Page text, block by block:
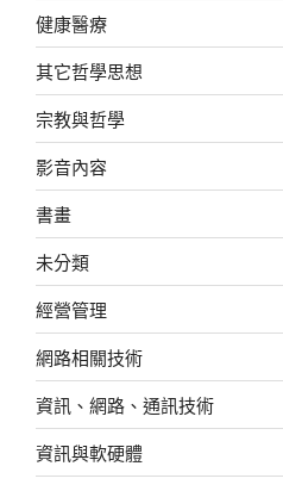
健康醫療
其它哲學思想
宗教與哲學
影音內容
書畫
未分類
經營管理
網路相關技術
資訊、網路、通訊技術
資訊與軟硬體